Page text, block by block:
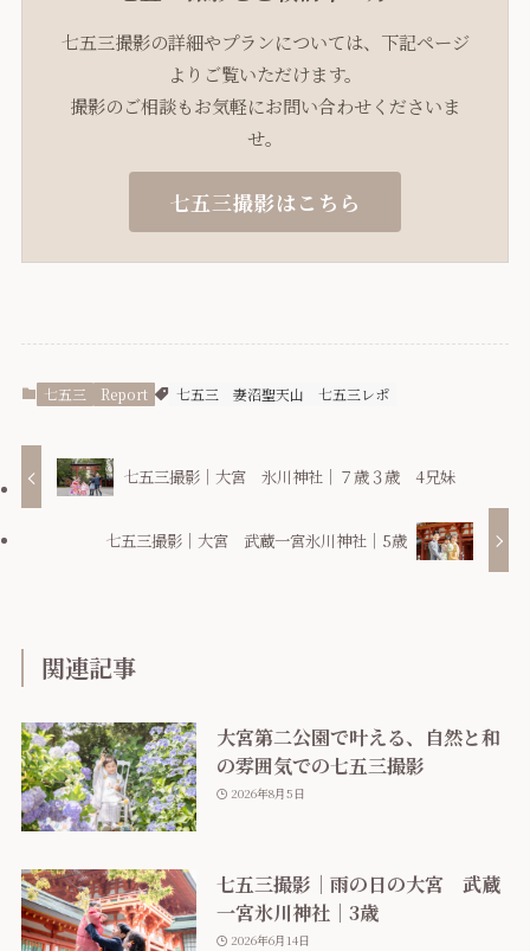
七五三撮影の詳細やプランについては、下記ページ
よりご覧いただけます。
撮影のご相談もお気軽にお問い合わせくださいま
せ。
七五三撮影はこちら
七五三 Report 七五三 妻沼聖天山 七五三レポ
七五三撮影｜大宮 氷川神社｜７歳３歳 4兄妹
七五三撮影｜大宮 武蔵一宮氷川神社｜5歳
関連記事
大宮第二公園で叶える、自然と和
の雰囲気での七五三撮影
2026年8月5日
七五三撮影｜雨の日の大宮 武蔵
一宮氷川神社｜3歳
2026年6月14日